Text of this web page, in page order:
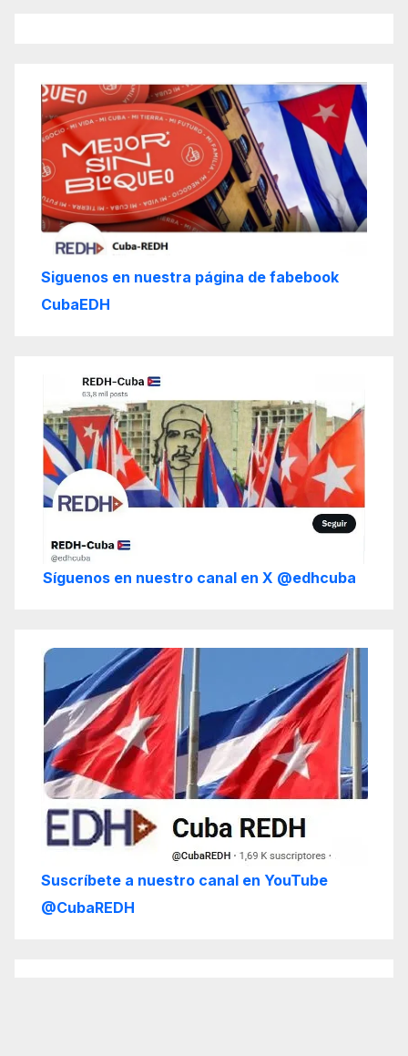
Siguenos en nuestra página de fabebook
CubaEDH
Síguenos en nuestro canal en X @edhcuba
Suscríbete a nuestro canal en YouTube
@CubaREDH